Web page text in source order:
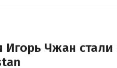
Игорь Чжан